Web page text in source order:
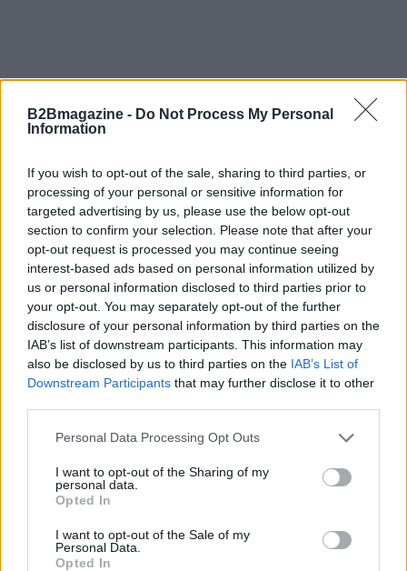
B2Bmagazine - Do Not Process My Personal
Information
If you wish to opt-out of the sale, sharing to third parties, or
processing of your personal or sensitive information for
targeted advertising by us, please use the below opt-out
section to confirm your selection. Please note that after your
opt-out request is processed you may continue seeing
interest-based ads based on personal information utilized by
us or personal information disclosed to third parties prior to
your opt-out. You may separately opt-out of the further
disclosure of your personal information by third parties on the
IAB’s list of downstream participants. This information may
also be disclosed by us to third parties on the IAB’s List of
Downstream Participants that may further disclose it to other
Please note that this website/app uses one or more Google
not limited to your visit or usage behaviour. You may click to
grant or deny consent to Google and its third-party tags to
use your data for below specified purposes in below Google
consent section.
Personal Data Processing Opt Outs
I want to opt-out of the Sharing of my
personal data.
Opted In
I want to opt-out of the Sale of my
Personal Data.
Opted In
AUTORE
AiAdhubMedia